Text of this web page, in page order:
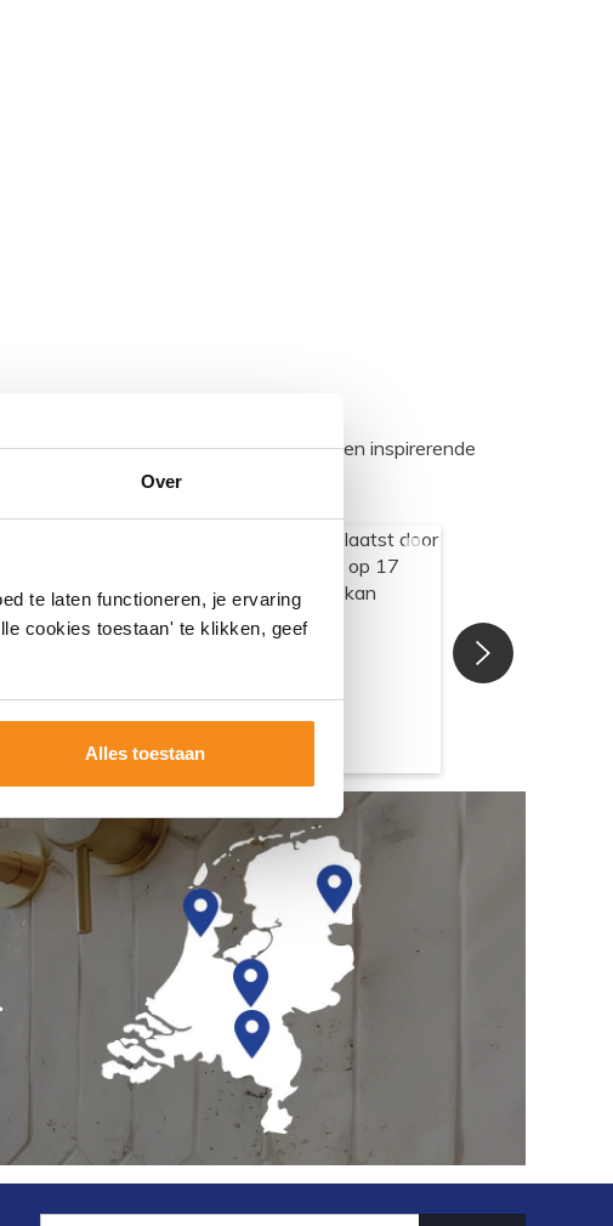
Over
te laten functioneren, je ervaring
cookies toestaan' te klikken, geef
Alles toestaan
@megadumpnl. Samen bouwen we een inspirerende